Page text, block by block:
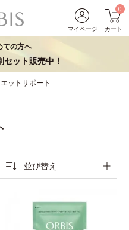
マイページ
0
カート
ての方へ
ット販売中！
ットサポート
並び替え